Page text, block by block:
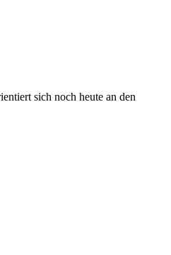
sich noch heute an den